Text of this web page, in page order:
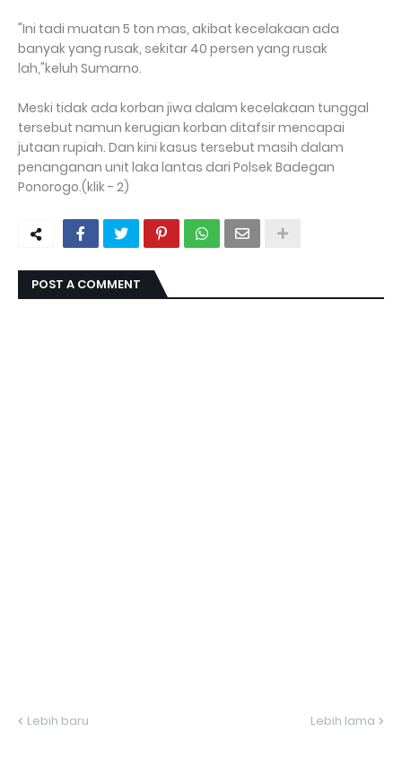
"Ini tadi muatan 5 ton mas, akibat kecelakaan ada
banyak yang rusak, sekitar 40 persen yang rusak
lah,"keluh Sumarno.
Meski tidak ada korban jiwa dalam kecelakaan tunggal
tersebut namun kerugian korban ditafsir mencapai
jutaan rupiah. Dan kini kasus tersebut masih dalam
penanganan unit laka lantas dari Polsek Badegan
Ponorogo.(klik - 2)
POST A COMMENT
Lebih baru Lebih lama